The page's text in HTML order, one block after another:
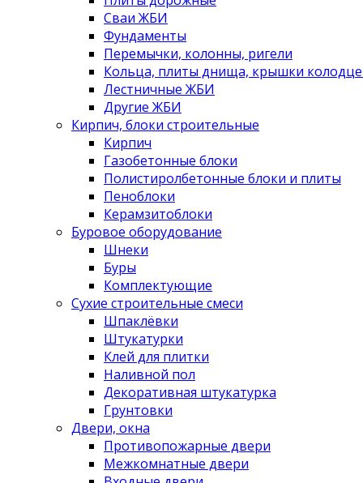
Сваи ЖБИ
Фундаменты
Перемычки, колонны, ригели
Кольца, плиты днища, крышки
Лестничные ЖБИ
Другие ЖБИ
Кирпич, блоки строительные
Кирпич
Газобетонные блоки
Полистиролбетонные блоки и плиты
Пеноблоки
Керамзитоблоки
Буровое оборудование
Шнеки
Буры
Комплектующие
Сухие строительные смеси
Шпаклёвки
Штукатурки
Клей для плитки
Наливной пол
Декоративная штукатурка
Грунтовки
Двери, окна
Противопожарные двери
Межкомнатные двери